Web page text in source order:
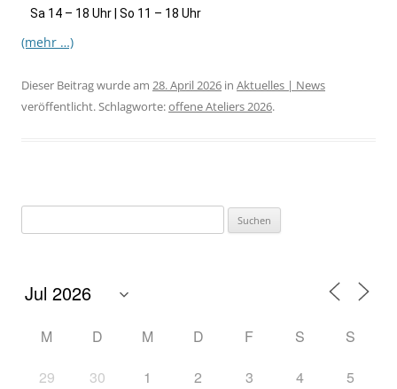
Sa 14 – 18 Uhr | So 11 – 18 Uhr
(mehr …)
Dieser Beitrag wurde am 28. April 2026 in Aktuelles | News
veröffentlicht. Schlagworte:offene Ateliers 2026.
M D M D F S S
29 30 1 2 3 4 5